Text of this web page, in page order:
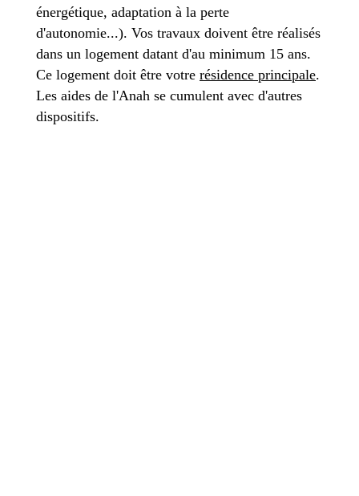
énergétique, adaptation à la perte
d'autonomie...). Vos travaux doivent être réalisés
dans un logement datant d'au minimum 15 ans.
Ce logement doit être votre résidence principale.
Les aides de l'Anah se cumulent avec d'autres
dispositifs.